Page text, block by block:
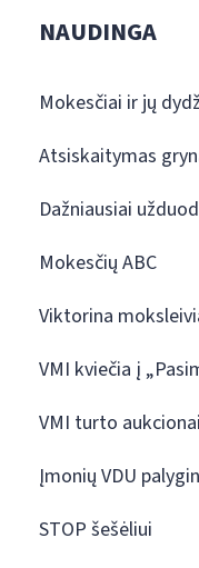
NAUDINGA
Mokesčiai ir jų
Atsiskaitymas
Dažniausiai
Mokesčių ABC
Viktorina
VMI kviečia į
VMI turto aukcionai
Įmonių VDU
STOP šešėliui